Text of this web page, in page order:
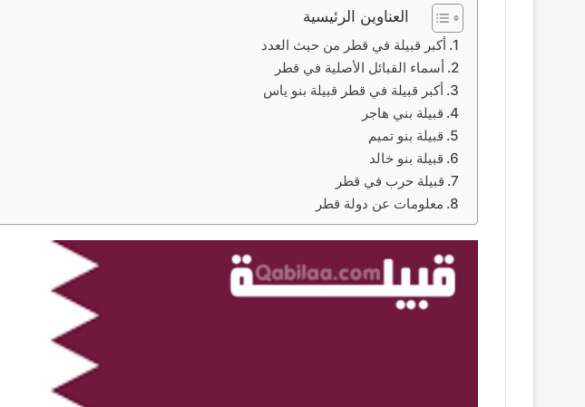
العناوين الرئيسية
أكبر قبيلة في قطر من حيث العدد
أسماء القبائل الأصلية في قطر
أكبر قبيلة في قطر قبيلة بنو ياس
قبيلة بني هاجر
قبيلة بنو تميم
قبيلة بنو خالد
قبيلة حرب في قطر
معلومات عن دولة قطر